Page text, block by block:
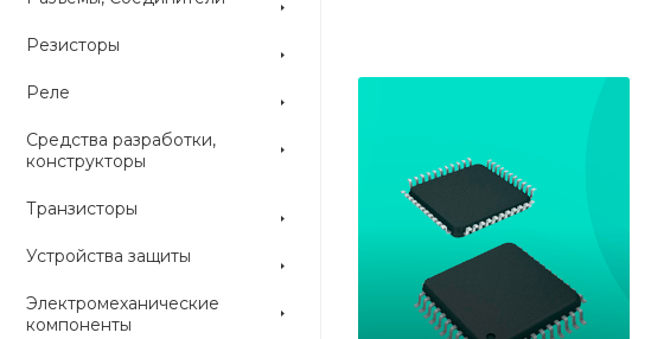
Резисторы
Реле
Средства разработки,
конструкторы
Транзисторы
Устройства защиты
Электромеханические
компоненты